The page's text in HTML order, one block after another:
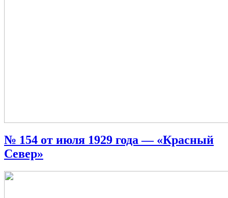
№ 154 от июля 1929 года — «Красный
Север»